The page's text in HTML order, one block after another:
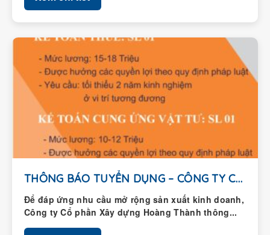
THÔNG BÁO TUYỂN DỤNG – CÔNG TY CỔ...
Để đáp ứng nhu cầu mở rộng sản xuất kinh doanh,
Công ty Cổ phần Xây dựng Hoàng Thành thông...
Xem chi tiết